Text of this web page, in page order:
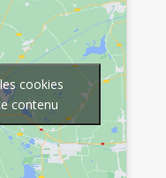
cookies
contenu